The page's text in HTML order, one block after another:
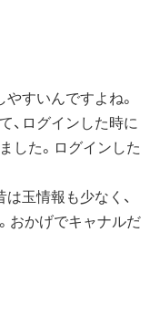
すいんですよね。
、ログインした時に
した。ログインした
玉情報も少なく、
おかげでキャナルだ